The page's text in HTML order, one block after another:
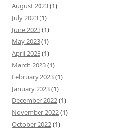
August 2023(1)
July 2023(1)
June 2023(1)
May 2023(1)
April 2023(1)
March 2023(1)
February 2023(1)
January 2023(1)
December 2022(1)
November 2022(1)
October 2022(1)